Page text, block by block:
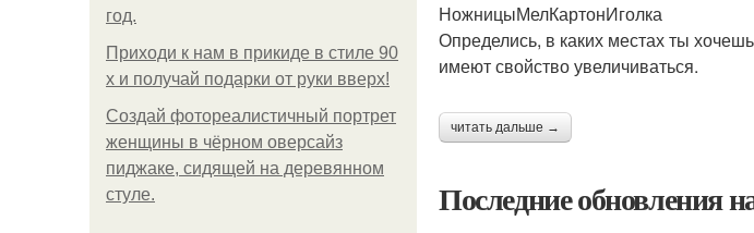
год.
Приходи к нам в прикиде в стиле 90
х и получай подарки от руки вверх!
Создай фотореалистичный портрет
женщины в чёрном оверсайз
пиджаке, сидящей на деревянном
стуле.
НожницыМелКартонИголка
Определись, в каких местах ты
имеют свойство увеличиваться.
читать дальше →
Последние обновления